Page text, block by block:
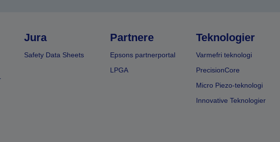
Jura
Safety Data Sheets
Partnere
Epsons partnerportal
LPGA
Teknologier
Varmefri teknologi
PrecisionCore
Micro Piezo-teknologi
Innovative Teknologier